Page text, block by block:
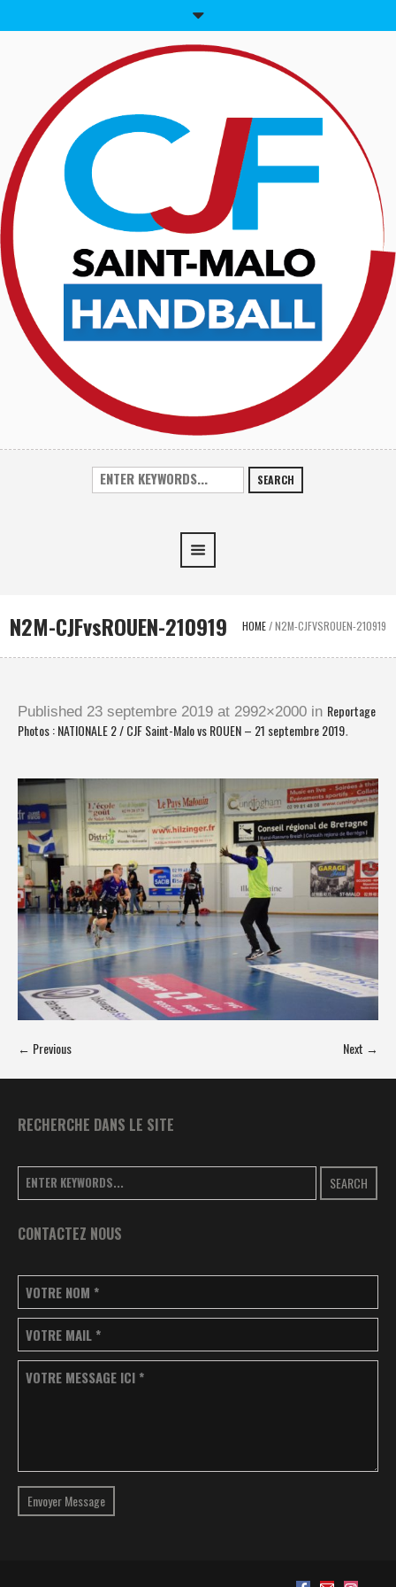
SEARCH
N2M-CJFvsROUEN-210919 HOME/N2M-CJFVSROUEN-210919
Published 23 septembre 2019 at 2992×2000 in Reportage
Photos : NATIONALE 2 / CJF Saint-Malo vs ROUEN – 21 septembre 2019.
← Previous Next →
RECHERCHE DANS LE SITE
SEARCH
CONTACTEZ NOUS
VOTRE NOM *
VOTRE MAIL *
VOTRE MESSAGE ICI *
Envoyer Message